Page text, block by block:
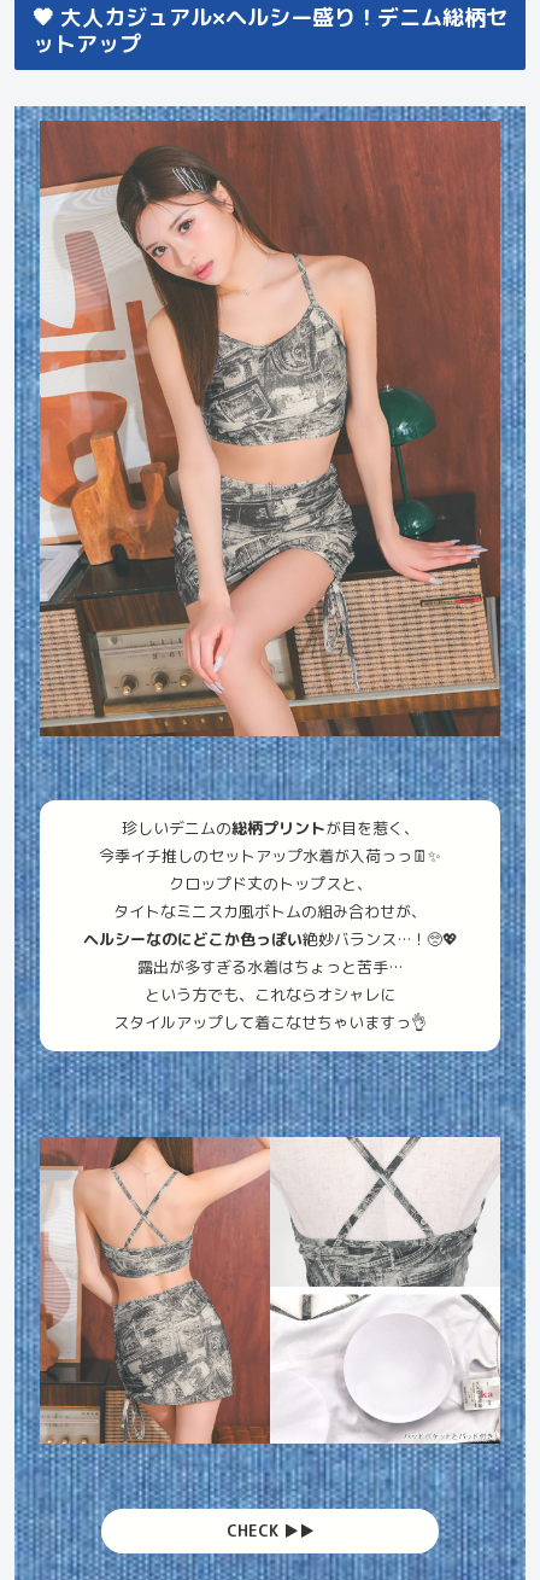
🖤 大人カジュアル×ヘルシー盛り！デニム総柄セ
ットアップ
珍しいデニムの総柄プリントが目を惹く、
今季イチ推しのセットアップ水着が入荷っっ👖✨
クロップド丈のトップスと、
タイトなミニスカ風ボトムの組み合わせが、
ヘルシーなのにどこか色っぽい絶妙バランス…！🥺💖
露出が多すぎる水着はちょっと苦手…
という方でも、これならオシャレに
スタイルアップして着こなせちゃいますっ👌
CHECK ▶︎▶︎